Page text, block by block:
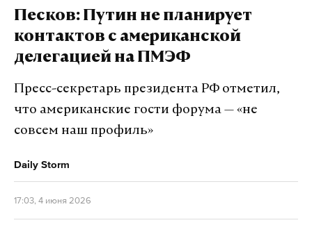
Центральная площадь кинопарка на два дня
станет подиумом.
Идея мероприятия, организованного продюсером
и режиссером Эдуардом Бояковым и писателем
Захаром Прилепиным, — создать пространство,
где прошлое встретится с настоящим, а традиции
обретут новое звучание.
Песков: Путин не планирует
контактов с американской
делегацией на ПМЭФ
Пресс-секретарь президента РФ отметил,
что американские гости форума — «не
совсем наш профиль»
Daily Storm
17:03, 4 июня 2026